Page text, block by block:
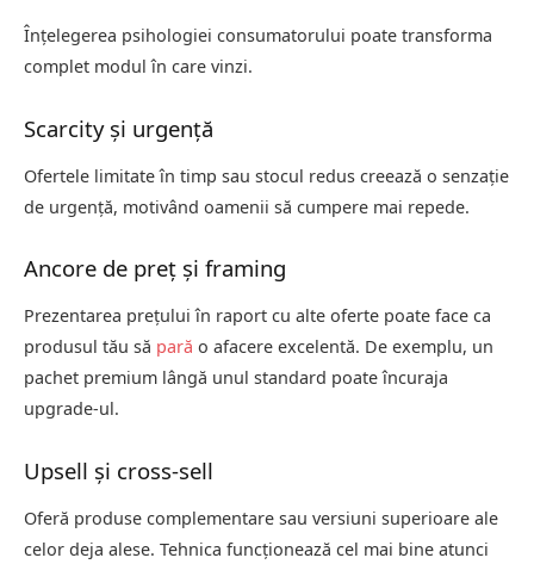
Înțelegerea psihologiei consumatorului poate transforma
complet modul în care vinzi.
Scarcity și urgență
Ofertele limitate în timp sau stocul redus creează o senzație
de urgență, motivând oamenii să cumpere mai repede.
Ancore de preț și framing
Prezentarea prețului în raport cu alte oferte poate face ca
produsul tău să pară o afacere excelentă. De exemplu, un
pachet premium lângă unul standard poate încuraja
upgrade-ul.
Upsell și cross-sell
Oferă produse complementare sau versiuni superioare ale
celor deja alese. Tehnica funcționează cel mai bine atunci